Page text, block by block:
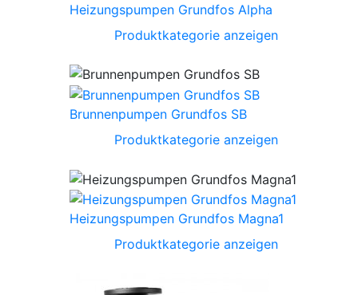
Heizungspumpen Grundfos Alpha
Produktkategorie anzeigen
Brunnenpumpen Grundfos SB
Produktkategorie anzeigen
Heizungspumpen Grundfos Magna1
Produktkategorie anzeigen